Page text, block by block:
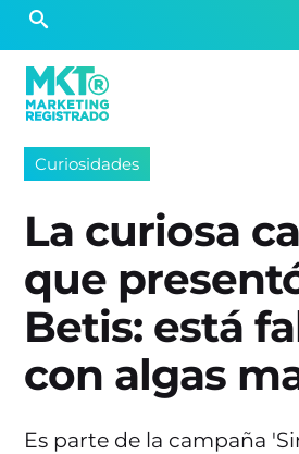
Curiosidades
La curiosa
que
Betis: está
con algas
Es parte de la campaña